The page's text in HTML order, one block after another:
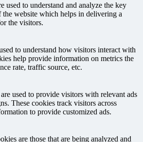
used to understand and analyze the key
the website which helps in delivering a
the visitors.
to understand how visitors interact with
help provide information on metrics the
rate, traffic source, etc.
used to provide visitors with relevant ads
These cookies track visitors across
to provide customized ads.
are those that are being analyzed and